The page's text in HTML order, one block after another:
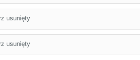
usunięty
usunięty